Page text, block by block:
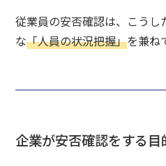
従業員の安否確認は、こう
な「人員の状況把握」を兼ね
企業が安否確認をする